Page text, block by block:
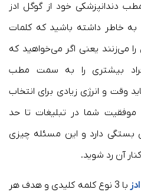
دندانپزشکی خود از گوگل ادز
به خاطر داشته باشید که کلمات
می‌زنند یعنی اگر می‌خواهید که
بیشتری را به سمت مطب
وقت و انرژی زیادی برای انتخاب
موفقیت شما در تبلیغات تا حد
بستگی دارد و این مسئله چیزی
آن رد شوید.
با 3 نوع کلمه کلیدی و هدف هر